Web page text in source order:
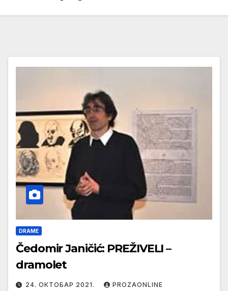
DRAME
Čedomir Janičić: PREŽIVELI –
dramolet
24. ОКТОБАР 2021. PROZAONLINE